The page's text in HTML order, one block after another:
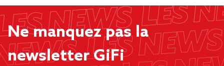
Ne manquez pas la
newsletter GiFi